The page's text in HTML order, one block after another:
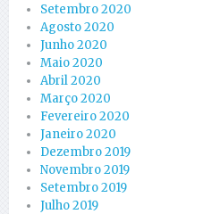
Setembro 2020
Agosto 2020
Junho 2020
Maio 2020
Abril 2020
Março 2020
Fevereiro 2020
Janeiro 2020
Dezembro 2019
Novembro 2019
Setembro 2019
Julho 2019